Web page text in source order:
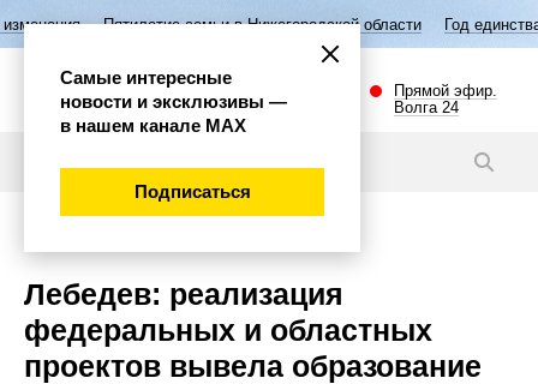
семьи в Нижегородской области Год единства народов
Прямой эфир.
Волга 24
Лебедев: реализация
федеральных и областных
проектов вывела образование
Самые интересные
новости и эксклюзивы —
в нашем канале МАХ
Подписаться